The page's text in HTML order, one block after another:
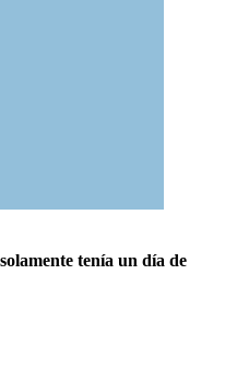
tenía un día de